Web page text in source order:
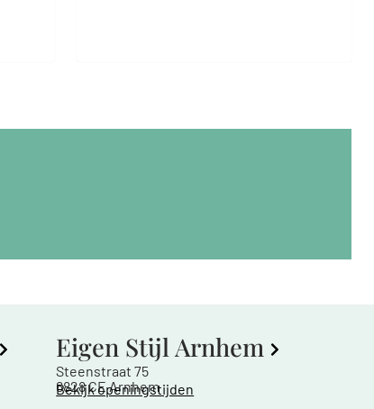
Eigen Stijl Arnhem
Steenstraat 75
6828 CE Arnhem
Bekijk openingstijden